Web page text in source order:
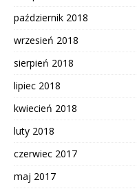
październik 2018
wrzesień 2018
sierpień 2018
lipiec 2018
kwiecień 2018
luty 2018
czerwiec 2017
maj 2017